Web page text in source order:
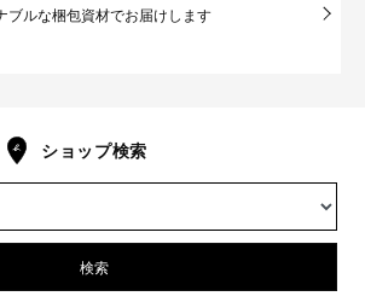
ブルな梱包資材でお届けします
ショップ検索
検索